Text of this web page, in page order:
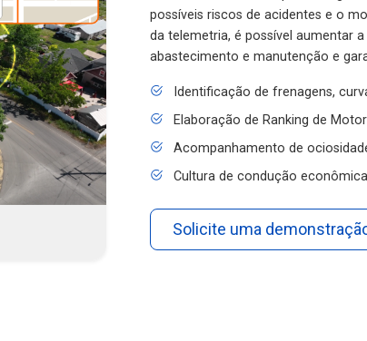
possíveis riscos de acidentes e o
da telemetria, é possível aumentar
abastecimento e manutenção e
Identificação de frenagens,
Elaboração de Ranking de
Acompanhamento de
Cultura de condução econômica
Solicite uma